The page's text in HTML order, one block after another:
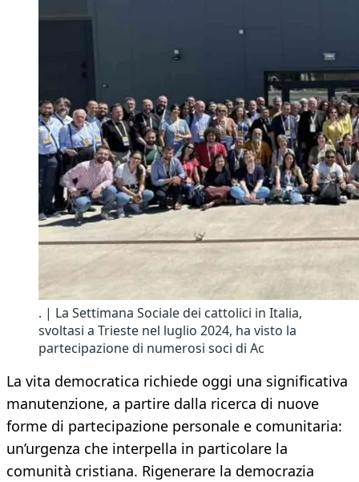
. | La Settimana Sociale dei cattolici in Italia,
svoltasi a Trieste nel luglio 2024, ha visto la
partecipazione di numerosi soci di Ac
La vita democratica richiede oggi una significativa
manutenzione, a partire dalla ricerca di nuove
forme di partecipazione personale e comunitaria:
un’urgenza che interpella in particolare la
comunità cristiana. Rigenerare la democrazia